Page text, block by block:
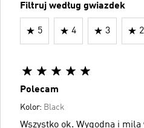
Filtruj według gwiazdek
5 4 3 2
Polecam
Kolor: Black
Wszystko ok. Wygodna i